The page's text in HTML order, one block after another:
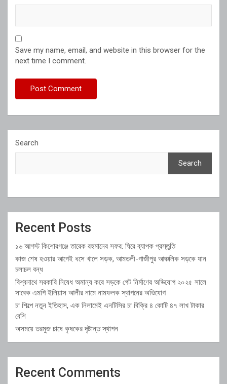
Save my name, email, and website in this browser for the
next time I comment.
Search
Search
Recent Posts
১৬ আগস্ট কিশোরগঞ্জে তারেক রহমানের সফর: ঘিরে ব্যাপক প্রস্তুতি
কাজ শেষ হওয়ার আগেই ধসে খালে সড়ক, আমতলী-গাজীপুর আঞ্চলিক সড়কে যান
চলাচল বন্ধ
বিশ্বনাথে সরকারি নিষেধ অমান্য করে সড়কে গেট নির্মাণের অভিযোগ ২০২৫ সালে
সাবেক এমপি ইলিয়াস আলীর নামে নামফলক স্থাপনের অভিযোগ
চা শিল্পে নতুন ইতিহাস, এক নিলামেই এনটিসির চা বিক্রি ৪ কোটি ৪৭ লাখ টাকার
বেশি
অসময়ে তরমুজ চাষে কৃষকের দৃষ্টান্ত স্থাপন
Recent Comments